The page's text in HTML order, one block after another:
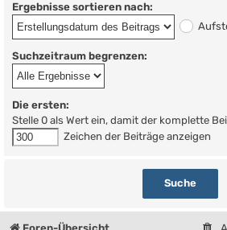
Ergebnisse sortieren nach:
Suchzeitraum begrenzen:
Die ersten:
Stelle 0 als Wert ein, damit der komplette
Zeichen der Beiträge anzeigen